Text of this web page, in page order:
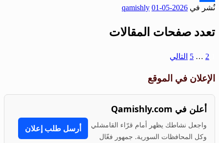
Share
نُشر في 2026-05-01
qamishly
تعدد صفحات المقالات
2
…
5 التالي
الإعلان في الموقع
أعلن في Qamishly.com
واجعل نشاطك يظهر أمام قرّاء القامشلي
وكل المحافظات السورية. جمهور فعّال
أرسل طلب إعلان